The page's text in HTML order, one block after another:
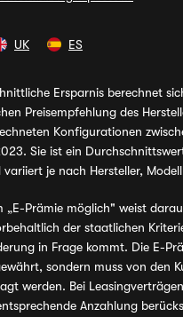
UK ES
Ersparnis berechnet
Preisempfehlung des
Konfigurationen
Sie ist ein
variiert je nach Hersteller,
„E-Prämie möglich" weist
der staatlichen
in Frage kommt. Die E-
sondern muss von den
werden. Bei
Anzahlung